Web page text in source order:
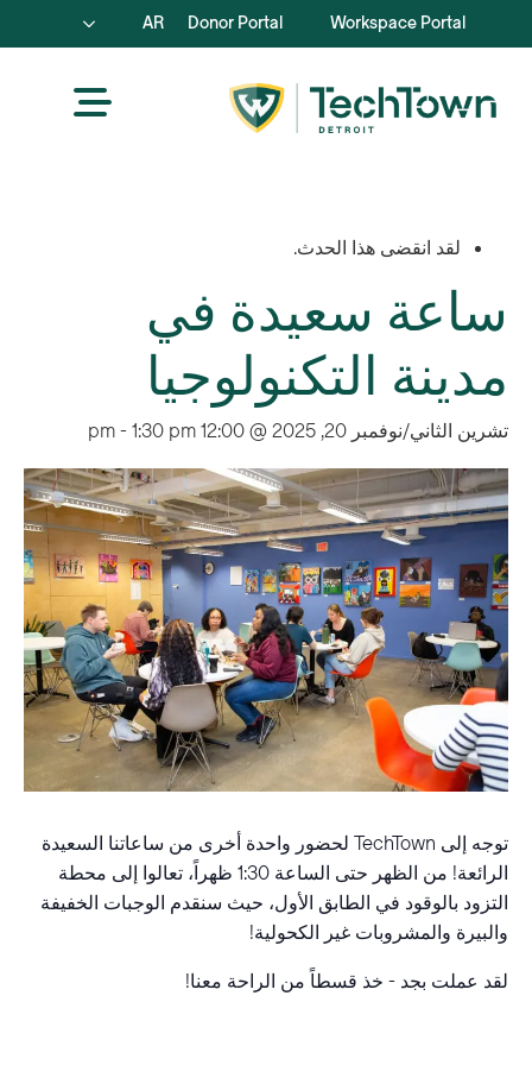
Workspace Portal
Donor Portal
AR
لقد انقضى هذا الحدث.
ساعة سعيدة في
مدينة التكنولوجيا
تشرين الثاني/نوفمبر 20, 2025 @ 12:00 pm -1:30 pm
توجه إلى TechTown لحضور واحدة أخرى من ساعاتنا السعيدة
الرائعة! من الظهر حتى الساعة 1:30 ظهراً، تعالوا إلى محطة
التزود بالوقود في الطابق الأول، حيث سنقدم الوجبات الخفيفة
والبيرة والمشروبات غير الكحولية!
لقد عملت بجد - خذ قسطاً من الراحة معنا!